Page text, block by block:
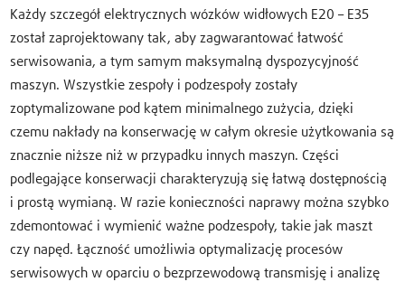
Każdy szczegół elektrycznych wózków widłowych E20 – E35
został zaprojektowany tak, aby zagwarantować łatwość
serwisowania, a tym samym maksymalną dyspozycyjność
maszyn. Wszystkie zespoły i podzespoły zostały
zoptymalizowane pod kątem minimalnego zużycia, dzięki
czemu nakłady na konserwację w całym okresie użytkowania są
znacznie niższe niż w przypadku innych maszyn. Części
podlegające konserwacji charakteryzują się łatwą dostępnością
i prostą wymianą. W razie konieczności naprawy można szybko
zdemontować i wymienić ważne podzespoły, takie jak maszt
czy napęd. Łączność umożliwia optymalizację procesów
serwisowych w oparciu o bezprzewodową transmisję i analizę